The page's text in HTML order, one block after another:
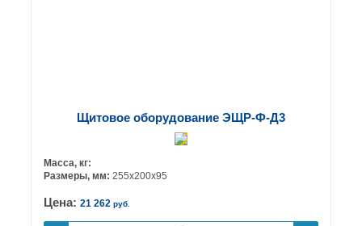
Щитовое оборудование ЭЩР-Ф-Д3
Масса, кг:
Размеры, мм: 255х200х95
Цена: 21 262 руб.